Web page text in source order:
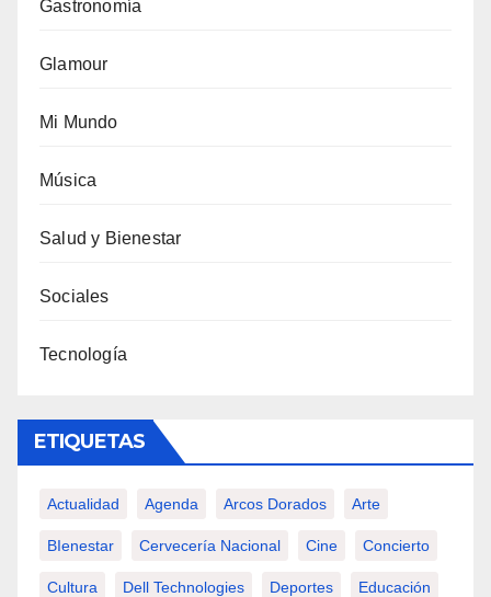
Gastronomía
Glamour
Mi Mundo
Música
Salud y Bienestar
Sociales
Tecnología
ETIQUETAS
Actualidad Agenda Arcos Dorados Arte
BIenestar Cervecería Nacional Cine Concierto
Cultura Dell Technologies Deportes Educación